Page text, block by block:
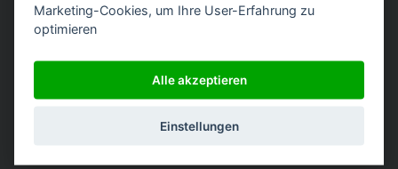
Marketing-Cookies, um Ihre User-Erfahrung zu
optimieren
Alle akzeptieren
Einstellungen